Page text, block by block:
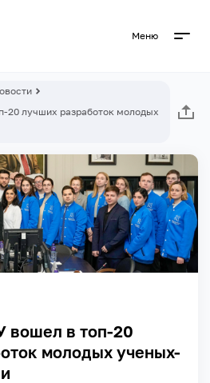
Меню
20 лучших разработок молодых
вошел в топ-20
молодых ученых-